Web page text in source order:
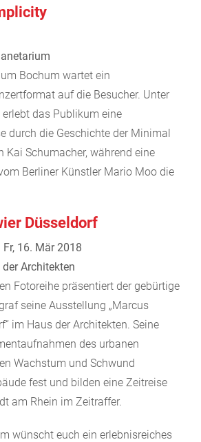
Bochum wartet ein
auf die Besucher. Unter
erlebt das Publikum eine
durch die Geschichte der Minimal
Kai Schumacher, während eine
Berliner Künstler Mario Moo die
Düsseldorf
16. Mär 2018
Architekten
Fotoreihe präsentiert der gebürtige
seine Ausstellung „Marcus
im Haus der Architekten. Seine
des urbanen
Wachstum und Schwund
fest und bilden eine Zeitreise
am Rhein im Zeitraffer.
wünscht euch ein erlebnisreiches